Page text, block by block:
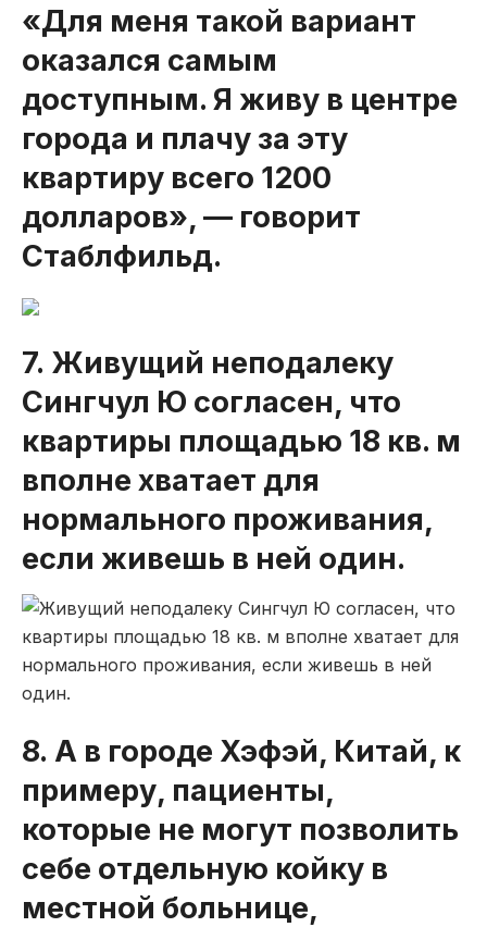
«Для меня такой вариант
оказался самым
доступным. Я живу в центре
города и плачу за эту
квартиру всего 1200
долларов», — говорит
Стаблфильд.
7. Живущий неподалеку
Сингчул Ю согласен, что
квартиры площадью 18 кв. м
вполне хватает для
нормального проживания,
если живешь в ней один.
8. А в городе Хэфэй, Китай, к
примеру, пациенты,
которые не могут позволить
себе отдельную койку в
местной больнице,